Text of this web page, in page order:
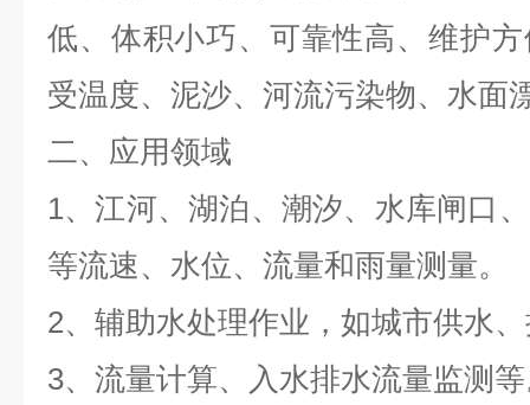
低、体积小巧、可靠性高、维护
受温度、泥沙、河流污染物、水面
二、应用领域
1、江河、湖泊、潮汐、水库闸口
等流速、水位、流量和雨量测量。
2、辅助水处理作业，如城市供水
3、流量计算、入水排水流量监测